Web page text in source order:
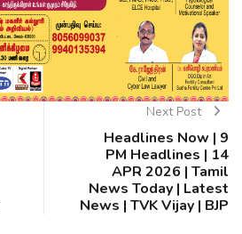
Next Post
Headlines Now | 9
PM Headlines | 14
APR 2026 | Tamil
News Today | Latest
News | TVK Vijay | BJP